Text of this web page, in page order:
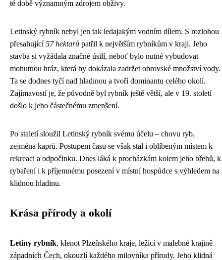
té době významným zdrojem obživy.
Letinský rybník nebyl jen tak ledajakým vodním dílem. S rozlohou
přesahující57 hektarů patřil k největším rybníkům v kraji. Jeho
stavba si vyžádala značné úsilí, neboť bylo nutné vybudovat
mohutnou hráz, která by dokázala zadržet obrovské množství vody.
Ta se dodnes tyčí nad hladinou a tvoří dominantu celého okolí.
Zajímavostí je, že původně byl rybník ještě větší, ale v 19. století
došlo k jeho částečnému zmenšení.
Po staletí sloužil Letinský rybník svému účelu – chovu ryb,
zejména kaprů. Postupem času se však stal i oblíbeným místem k
rekreaci a odpočinku. Dnes láká k procházkám kolem jeho břehů, k
rybaření i k příjemnému posezení v místní hospůdce s výhledem na
klidnou hladinu.
Krása přírody a okolí
Letiny rybník, klenot Plzeňského kraje, ležící v malebné krajině
západních Čech, okouzlí každého milovníka přírody. Jeho klidná